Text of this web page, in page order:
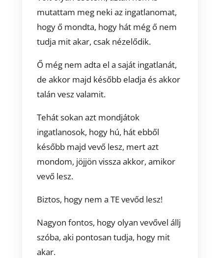
mutattam meg neki az ingatlanomat,
hogy ő mondta, hogy hát még ő nem
tudja mit akar, csak nézelődik.
Ő még nem adta el a saját ingatlanát,
de akkor majd később eladja és akkor
talán vesz valamit.
Tehát sokan azt mondjátok
ingatlanosok, hogy hú, hát ebből
később majd vevő lesz, mert azt
mondom, jöjjön vissza akkor, amikor
vevő lesz.
Biztos, hogy nem a TE vevőd lesz!
Nagyon fontos, hogy olyan vevővel állj
szóba, aki pontosan tudja, hogy mit
akar.